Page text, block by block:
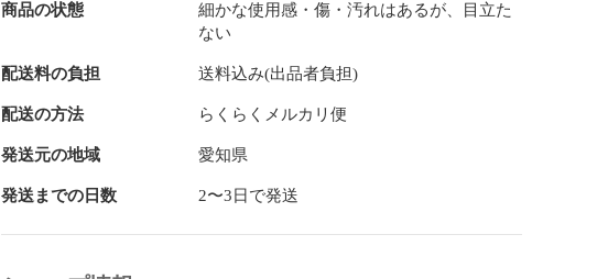
■商品の特性上からも、当社側の明らかな過失による場合を除きまし
て返品・交換は一切受け付けておりません。予め、ご了承ください。
なお、受け取り遅れによって再度返送する場合はお客様に送料を負担
していただきます。受取指定日をご確認の上、ご注文ください。
商品の状態
細かな使用感・傷・汚れはあるが、目立た
ない
配送料の負担 送料込み(出品者負担)
配送の方法 らくらくメルカリ便
発送元の地域 愛知県
発送までの日数 2〜3日で発送